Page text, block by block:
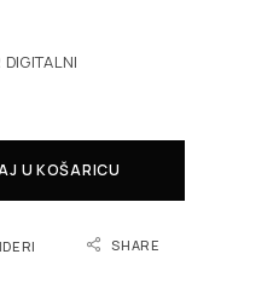
U KOŠARICU
SHARE